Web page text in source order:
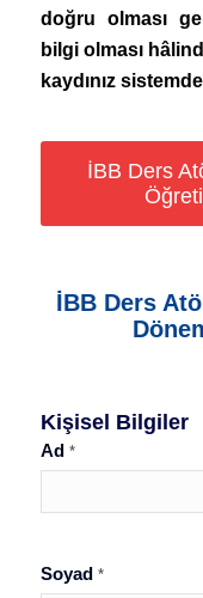
doğru olması
bilgi olması
kaydınız
İBB Ders
İBB Ders
Atölyeleri
Üye
Formu
Ön
Kişisel Bilgiler
Ad *
Soyad *